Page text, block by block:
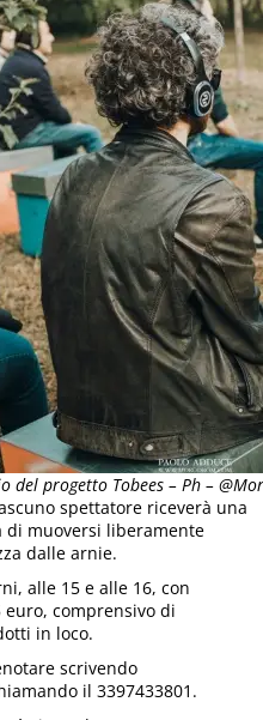
progetto Tobees – Ph –
spettatore riceverà una
di muoversi liberamente
dalle arnie.
alle 15 e alle 16, con
comprensivo di
in loco.
scrivendo
il 3397433801.